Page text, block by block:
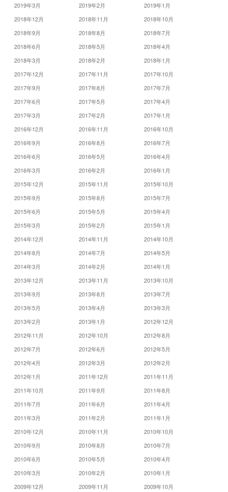
2019年3月
2019年2月
2019年1月
2018年12月
2018年11月
2018年10月
2018年9月
2018年8月
2018年7月
2018年6月
2018年5月
2018年4月
2018年3月
2018年2月
2018年1月
2017年12月
2017年11月
2017年10月
2017年9月
2017年8月
2017年7月
2017年6月
2017年5月
2017年4月
2017年3月
2017年2月
2017年1月
2016年12月
2016年11月
2016年10月
2016年9月
2016年8月
2016年7月
2016年6月
2016年5月
2016年4月
2016年3月
2016年2月
2016年1月
2015年12月
2015年11月
2015年10月
2015年9月
2015年8月
2015年7月
2015年6月
2015年5月
2015年4月
2015年3月
2015年2月
2015年1月
2014年12月
2014年11月
2014年10月
2014年8月
2014年7月
2014年5月
2014年3月
2014年2月
2014年1月
2013年12月
2013年11月
2013年10月
2013年9月
2013年8月
2013年7月
2013年5月
2013年4月
2013年3月
2013年2月
2013年1月
2012年12月
2012年11月
2012年10月
2012年8月
2012年7月
2012年6月
2012年5月
2012年4月
2012年3月
2012年2月
2012年1月
2011年12月
2011年11月
2011年10月
2011年9月
2011年8月
2011年7月
2011年6月
2011年4月
2011年3月
2011年2月
2011年1月
2010年12月
2010年11月
2010年10月
2010年9月
2010年8月
2010年7月
2010年6月
2010年5月
2010年4月
2010年3月
2010年2月
2010年1月
2009年12月
2009年11月 2009年10月